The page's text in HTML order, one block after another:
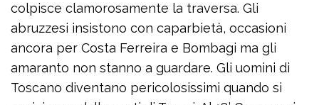
colpisce clamorosamente la traversa. Gli
abruzzesi insistono con caparbietà, occasioni
ancora per Costa Ferreira e Bombagi ma gli
amaranto non stanno a guardare. Gli uomini di
Toscano diventano pericolosissimi quando si